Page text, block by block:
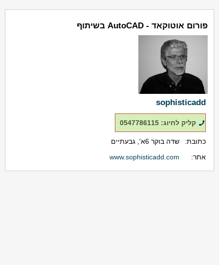
פורום אוטוקאד - AutoCAD בשיתוף
sophisticadd
קליק לחיוג: 0547786115
כתובת:
שדה בוקר 6א', גבעתיים
אתר:
www.sophisticadd.com